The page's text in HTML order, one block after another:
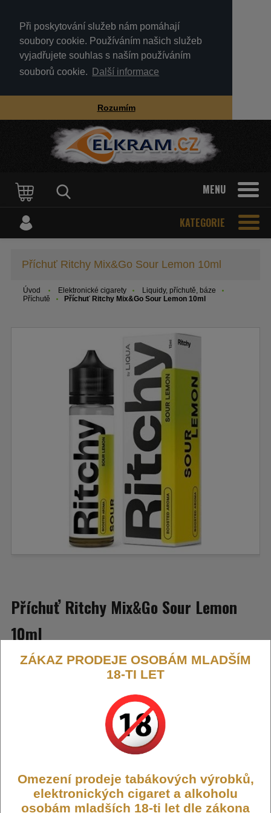
Při poskytování služeb nám pomáhají
soubory cookie. Používáním našich služeb
vyjadřujete souhlas s naším používáním
souborů cookie.
Další informace
Rozumím
MENU
KATEGORIE
Příchuť Ritchy Mix&Go Sour Lemon 10ml
Úvod Elektronické cigarety
Liquidy, příchutě, báze
Příchutě
Příchuť Ritchy Mix&Go Sour Lemon 10ml
Příchuť Ritchy Mix&Go Sour Lemon
10ml
Výrazná citronová příchuť s důrazem na kyselost. Osvěžující,
řízná volba pro ty, kteří preferují ostřejší a méně sladké tóny.
Ritchy-Liqua
FLAVOR-RITCHY-SOULE
339,- KČ
ZÁKAZ PRODEJE OSOBÁM MLADŠÍM
18-TI LET
Omezení prodeje tabákových výrobků,
elektronických cigaret a alkoholu
osobám mladších 18-ti let dle zákona